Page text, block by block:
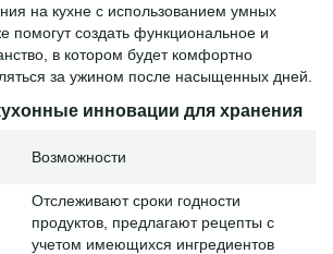
на кухне с использованием умных
помогут создать функциональное и
в котором будет комфортно
за ужином после насыщенных дней.
инновации для хранения
Возможности
Отслеживают сроки годности
продуктов, предлагают рецепты с
учетом имеющихся ингредиентов